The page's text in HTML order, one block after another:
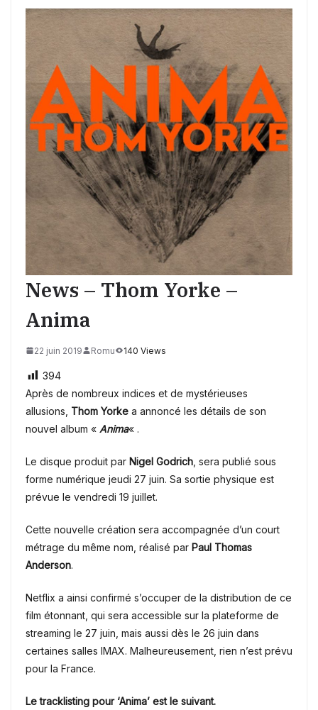
News – Thom Yorke –
Anima
22 juin 2019 Romu 140 Views
394
Après de nombreux indices et de mystérieuses
allusions, Thom Yorke a annoncé les détails de son
nouvel album « Anima« .
Le disque produit par Nigel Godrich , sera publié sous
forme numérique jeudi 27 juin. Sa sortie physique est
prévue le vendredi 19 juillet.
Cette nouvelle création sera accompagnée d’un court
métrage du même nom, réalisé par Paul Thomas
Anderson.
Netflix a ainsi confirmé s’occuper de la distribution de ce
film étonnant, qui sera accessible sur la plateforme de
streaming le 27 juin, mais aussi dès le 26 juin dans
certaines salles IMAX. Malheureusement, rien n’est prévu
pour la France.
Le tracklisting pour ‘Anima’ est le suivant.